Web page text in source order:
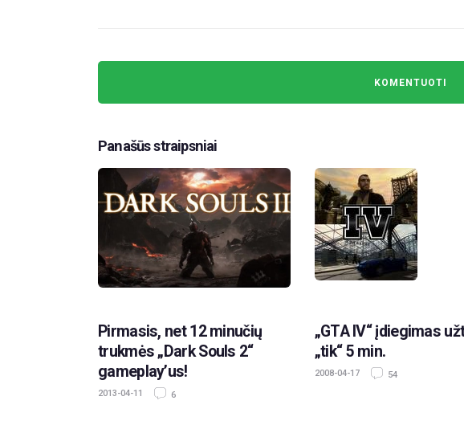
Panašūs straipsniai
Pirmasis, net 12 minučių
trukmės „Dark Souls 2“
gameplay’us!
2013-04-11 6
„GTA IV“ įdiegimas
„tik“ 5 min.
2008-04-17 54